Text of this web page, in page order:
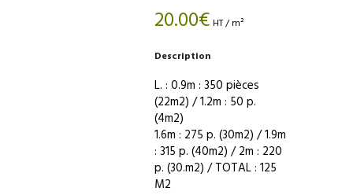
20.00€ HT / m²
Description
L. : 0.9m : 350 pièces
(22m2) / 1.2m : 50 p.
(4m2)
1.6m : 275 p. (30m2) / 1.9m
: 315 p. (40m2) / 2m : 220
p. (30.m2) / TOTAL : 125
M2